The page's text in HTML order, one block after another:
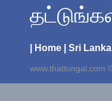
| Home | Sri Lanka
www.thattungal.com